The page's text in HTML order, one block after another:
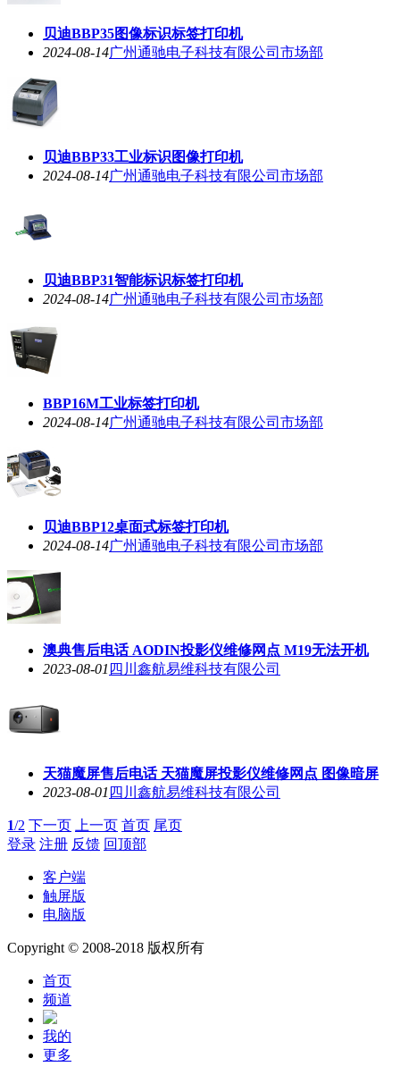
贝迪BBP35图像标识标签打印机
2024-08-14广州通驰电子科技有限公司市场部
贝迪BBP33工业标识图像打印机
2024-08-14广州通驰电子科技有限公司市场部
贝迪BBP31智能标识标签打印机
2024-08-14广州通驰电子科技有限公司市场部
BBP16M工业标签打印机
2024-08-14广州通驰电子科技有限公司市场部
贝迪BBP12桌面式标签打印机
2024-08-14广州通驰电子科技有限公司市场部
澳典售后电话 AODIN投影仪维修网点 M19无法开机
2023-08-01 四川鑫航易维科技有限公司
天猫魔屏售后电话 天猫魔屏投影仪维修网点 图像暗屏
2023-08-01 四川鑫航易维科技有限公司
1/2 下一页 上一页 首页 尾页
登录 注册 反馈 回顶部
客户端
触屏版
电脑版
Copyright © 2008-2018 版权所有
首页
频道
我的
更多